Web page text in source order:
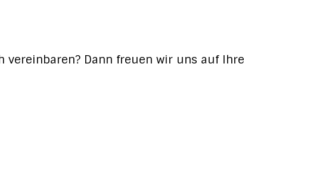
Dann freuen wir uns auf Ihre